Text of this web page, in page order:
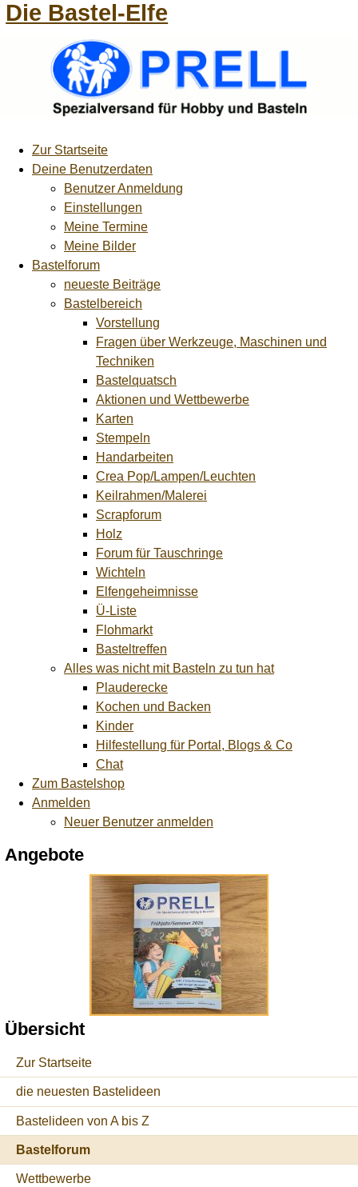
Die Bastel-Elfe
Zur Startseite
Deine Benutzerdaten
Benutzer Anmeldung
Einstellungen
Meine Termine
Meine Bilder
Bastelforum
neueste Beiträge
Bastelbereich
Vorstellung
Fragen über Werkzeuge, Maschinen und
Techniken
Bastelquatsch
Aktionen und Wettbewerbe
Karten
Stempeln
Handarbeiten
Crea Pop/Lampen/Leuchten
Keilrahmen/Malerei
Scrapforum
Holz
Forum für Tauschringe
Wichteln
Elfengeheimnisse
Ü-Liste
Flohmarkt
Basteltreffen
Alles was nicht mit Basteln zu tun hat
Plauderecke
Kochen und Backen
Kinder
Hilfestellung für Portal, Blogs & Co
Chat
Zum Bastelshop
Anmelden
Neuer Benutzer anmelden
Angebote
Übersicht
Zur Startseite
die neuesten Bastelideen
Bastelideen von A bis Z
Bastelforum
Wettbewerbe